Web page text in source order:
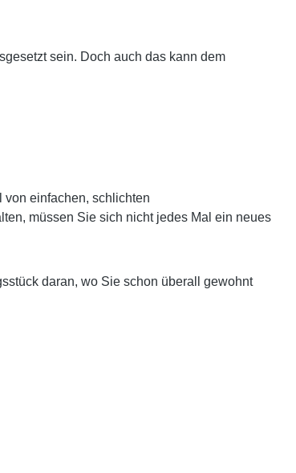
sein. Doch auch das kann dem
einfachen, schlichten
müssen Sie sich nicht jedes Mal ein neues
daran, wo Sie schon überall gewohnt